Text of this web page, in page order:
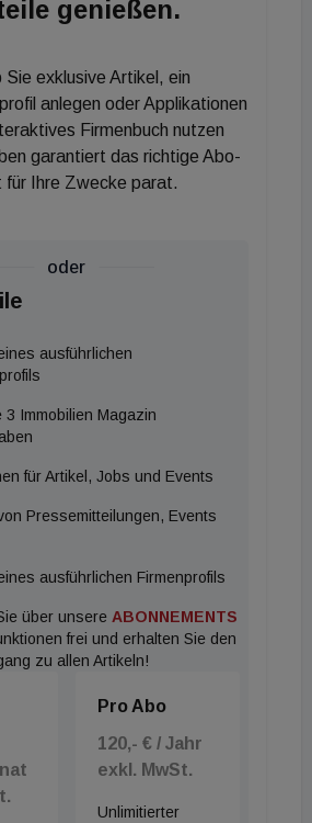
kann, ist dabei natürlich nicht
ihre ECSP-Lizenz. Damit
digitale Immobilienkredite und
Sicherheiten in den
vermitteln. Zederbauer dazu:
dann selbstredend
Vermögensaufbau
die Inflation abfedern zu
sich das gesamte
primär an Investoren aus dem
nächster Schritt ist die Expansion
anschließend in weitere
genießen.
Sie exklusive Artikel, ein
anlegen oder Applikationen
Firmenbuch nutzen
garantiert das richtige Abo-
für Ihre Zwecke parat.
oder
ausführlichen
3 Immobilien Magazin
für Artikel, Jobs und Events
Pressemitteilungen, Events
ausführlichen Firmenprofils
über unsere ABONNEMENTS
frei und erhalten Sie den
zu allen Artikeln!
Pro Abo
120,- € / Jahr
exkl. MwSt.
Unlimitierter